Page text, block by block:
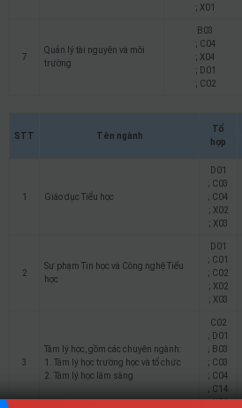
; X01
7
Quản lý tài nguyên và môi
trường
B03
; C04
; X04
; D01
; C02
STT Tên ngành
Tổ
hợp
1 Giáo dục Tiểu học
D01
; C03
; C04
; X02
; X03
2
Sư phạm Tin học và Công nghệ Tiểu
học
D01
; C01
; C02
; X02
; X03
3
Tâm lý học, gồm các chuyên ngành:
1. Tâm lý học trường học và tổ chức
2. Tâm lý học lâm sàng
C02
; D01
; B03
; C03
; C04
; C14
; X01